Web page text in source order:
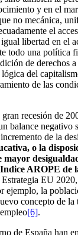
y en el
no mecánica,
el
libertad en el
todo una política
de derechos
del
de las
recesión de
balance negativo
de la
o la
mayor
AROPE de
EU
ejemplo, la
concepto de
[6].
de España han